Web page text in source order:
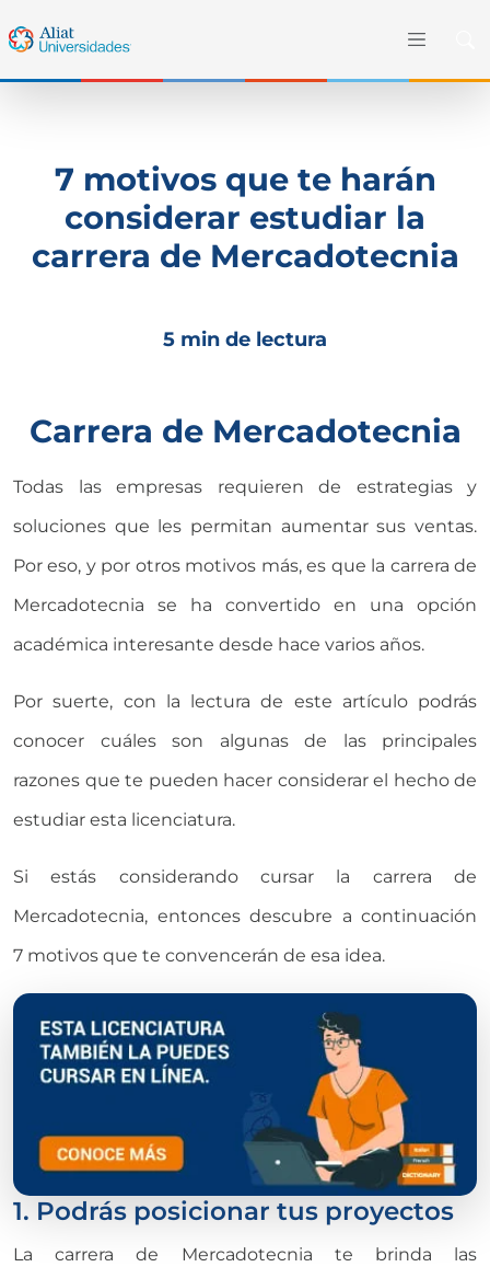
7 motivos que te harán
considerar estudiar la
carrera de Mercadotecnia
5 min de lectura
Carrera de Mercadotecnia
Todas las empresas requieren de estrategias y
soluciones que les permitan aumentar sus ventas.
Por eso, y por otros motivos más, es que la carrera de
Mercadotecnia se ha convertido en una opción
académica interesante desde hace varios años.
Por suerte, con la lectura de este artículo podrás
conocer cuáles son algunas de las principales
razones que te pueden hacer considerar el hecho de
estudiar esta licenciatura.
Si estás considerando cursar la carrera de
Mercadotecnia, entonces descubre a continuación
7 motivos que te convencerán de esa idea.
1. Podrás posicionar tus proyectos
La carrera de Mercadotecnia te brinda las